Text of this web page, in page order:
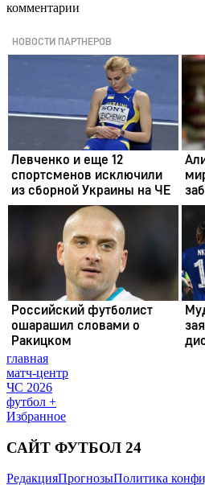
комментарии
главная
матч-центр
ЧС 2026
футбол +
Избранное
САЙТ ФУТБОЛ 24
РедакцияПрогнозыПолитика